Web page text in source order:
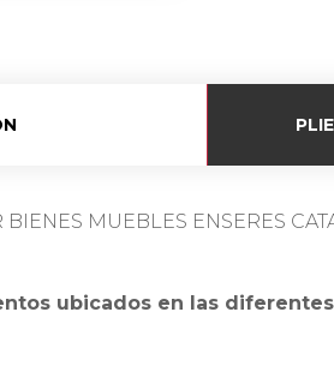
MUEBLES ENSERES
ubicados en las diferentes